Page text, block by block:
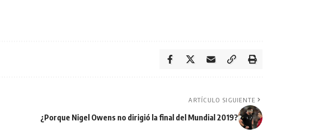
ARTÍCULO SIGUIENTE
¿Porque Nigel Owens no dirigió la final del Mundial 2019?